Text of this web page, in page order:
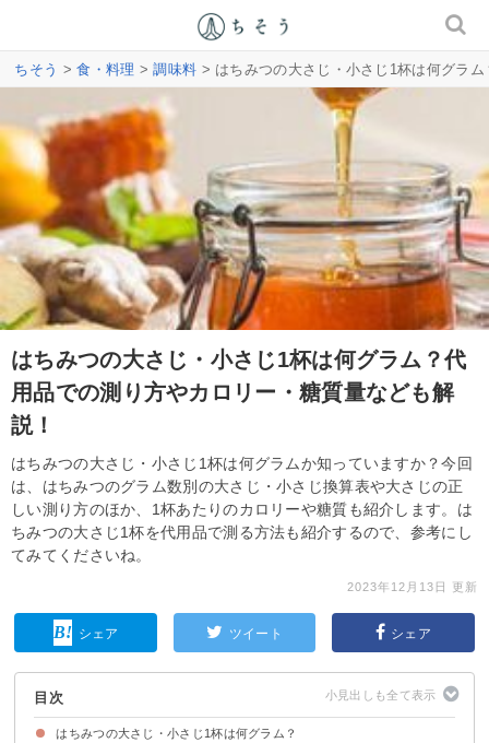
ちそう >食・料理 >調味料 > はちみつの大さじ・小さじ1杯は何グラ
はちみつの大さじ・小さじ1杯は何グラム？代
用品での測り方やカロリー・糖質量なども解
説！
はちみつの大さじ・小さじ1杯は何グラムか知っていますか？今回
は、はちみつのグラム数別の大さじ・小さじ換算表や大さじの正
しい測り方のほか、1杯あたりのカロリーや糖質も紹介します。は
ちみつの大さじ1杯を代用品で測る方法も紹介するので、参考にし
てみてくださいね。
2023年12月13日 更新
シェア ツイート シェア
目次
はちみつの大さじ・小さじ1杯は何グラム？